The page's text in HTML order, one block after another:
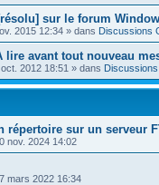
sur le forum
2015 12:34 » dans Discussions
lire avant tout nouveau
2012 18:51 » dans
répertoire sur un serveur
nov. 2024 14:02
mars 2022 16:34